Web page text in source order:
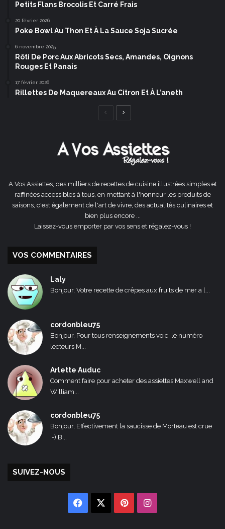
Petits Flans Brocolis Et Carré Frais
20 février 2026
Poke Bowl Au Thon Et À La Sauce Soja Sucrée
6 novembre 2025
Rôti De Porc Aux Abricots Secs, Amandes, Oignons
Rouges Et Panais
17 février 2026
Rillettes De Maquereaux Au Citron Et À L’aneth
Page
A Vos Assiettes, des milliers de recettes de cuisine illustrées simples et
raffinées accessibles à tous, en mettant à l'honneur les produits de
saisons, c'est également de l'art de vivre, des actualités culinaires et
bien plus encore ...
Laissez-vous emporter par vos sens et régalez-vous !
VOS COMMENTAIRES
Laly
Bonjour, Votre recette de crêpes aux fruits de mer a l...
cordonbleu75
Bonjour, Pour tous renseignements voici le numéro
lecteurs M...
Arlette Auduc
Comment faire pour acheter des assiettes Maxwell and
William...
cordonbleu75
Bonjour, Effectivement la saucisse de Morteau est crue
:-) B...
SUIVEZ-NOUS
Facebook PinterestInstagram